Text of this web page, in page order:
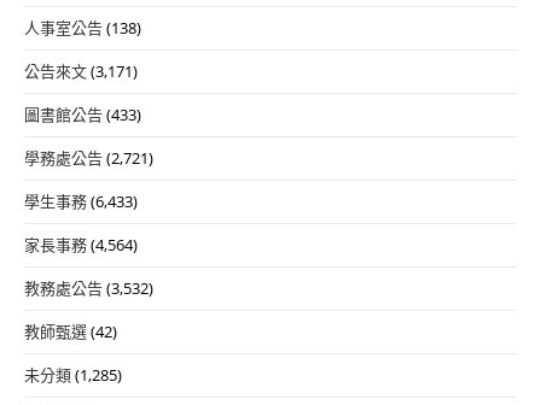
人事室公告(138)
公告來文(3,171)
圖書館公告(433)
學務處公告(2,721)
學生事務(6,433)
家長事務(4,564)
教務處公告(3,532)
教師甄選(42)
未分類(1,285)